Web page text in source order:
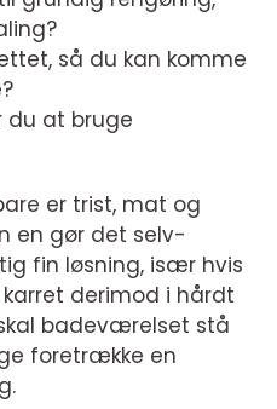
så du kan komme
du at bruge
er trist, mat og
en gør det selv-
fin løsning, især hvis
derimod i hårdt
badeværelset stå
foretrække en